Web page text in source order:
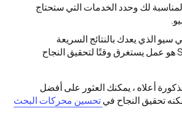
المناسبة لك وحدد الخدمات التي ستحتاج
سيو الذي يعدك بالنتائج السريعة
والوعود الزائفة. SEO هو عمل يستغرق وقتًا لتحقيق النجاح
أعلاه ، يمكنك العثور على أفضل
تحقيق النجاح فيتحسين محركات البحث